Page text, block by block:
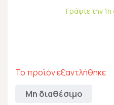
Γράψτε την
Το προϊόν εξαντλήθηκε
Μη διαθέσιμο